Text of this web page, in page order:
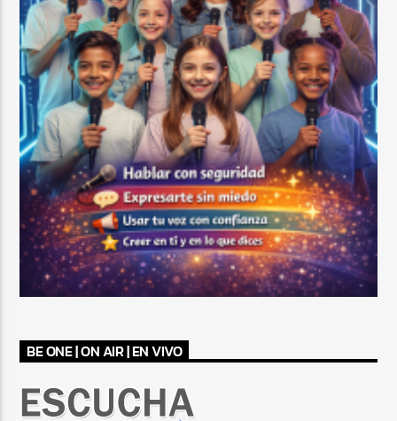
BE ONE | ON AIR | EN VIVO